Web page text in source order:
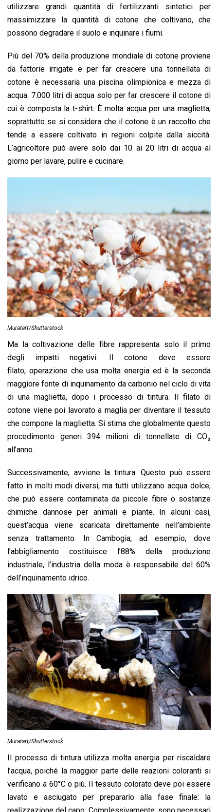
utilizzare grandi quantità di fertilizzanti sintetici per
massimizzare la quantità di cotone che coltivano, che
possono degradare il suolo e inquinare i fiumi.
Più del 70% della produzione mondiale di cotone proviene
da fattorie irrigate e per far crescere una tonnellata di
cotone è necessaria una piscina olimpionica e mezza di
acqua. 7.000 litri di acqua solo per far crescere il cotone di
cui è composta la t-shirt. È molta acqua per una maglietta,
soprattutto se si considera che il cotone è un raccolto che
tende a essere coltivato in regioni colpite dalla siccità.
L’agricoltore può avere solo dai 10 ai 20 litri di acqua al
giorno per lavare, pulire e cucinare.
Muratart/Shutterstock
Ma la coltivazione delle fibre rappresenta solo il primo
degli impatti negativi. Il cotone deve essere
filato, operazione che usa molta energia ed è la seconda
maggiore fonte di inquinamento da carbonio nel ciclo di vita
di una maglietta, dopo i processo di tintura. Il filato di
cotone viene poi lavorato a maglia per diventare il tessuto
che compone la maglietta. Si stima che globalmente questo
procedimento generi 394 milioni di tonnellate di CO₂
all’anno.
Successivamente, avviene la tintura. Questo può essere
fatto in molti modi diversi, ma tutti utilizzano acqua dolce,
che può essere contaminata da piccole fibre o sostanze
chimiche dannose per animali e piante. In alcuni casi,
quest’acqua viene scaricata direttamente nell’ambiente
senza trattamento. In Cambogia, ad esempio, dove
l’abbigliamento costituisce l’88% della produzione
industriale, l’industria della moda è responsabile del 60%
dell’inquinamento idrico.
Muratart/Shutterstock
Il processo di tintura utilizza molta energia per riscaldare
l’acqua, poiché la maggior parte delle reazioni coloranti si
verificano a 60°C o più. Il tessuto colorato deve poi essere
lavato e asciugato per prepararlo alla fase finale: la